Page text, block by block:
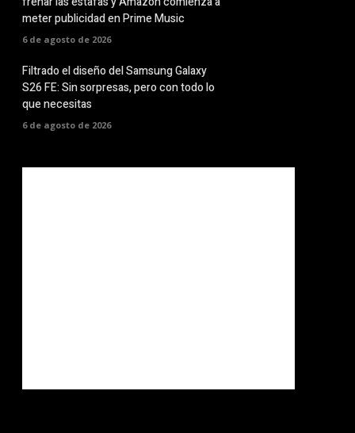
meter publicidad en Prime Music
6 de agosto de 2026
Filtrado el diseño del Samsung Galaxy
S26 FE: Sin sorpresas, pero con todo lo
que necesitas
6 de agosto de 2026